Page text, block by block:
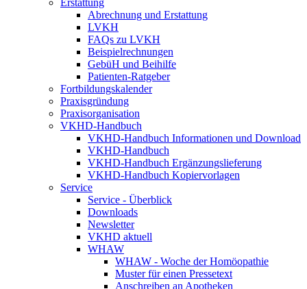
Erstattung
Abrechnung und Erstattung
LVKH
FAQs zu LVKH
Beispielrechnungen
GebüH und Beihilfe
Patienten-Ratgeber
Fortbildungskalender
Praxisgründung
Praxisorganisation
VKHD-Handbuch
VKHD-Handbuch Informationen und Download
VKHD-Handbuch
VKHD-Handbuch Ergänzungslieferung
VKHD-Handbuch Kopiervorlagen
Service
Service - Überblick
Downloads
Newsletter
VKHD aktuell
WHAW
WHAW - Woche der Homöopathie
Muster für einen Pressetext
Anschreiben an Apotheken